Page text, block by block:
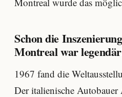
Schon die
Montreal war
1967 fand die
Der italienische